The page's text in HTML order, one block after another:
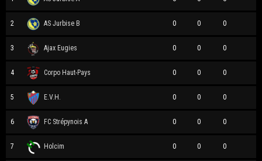
2 AS Jurbise B 0 0 0
3 Ajax Eugies 0 0 0
4 Corpo Haut-Pays 0 0 0
5 E.V.H. 0 0 0
6 FC Strépynois A 0 0 0
7 Holcim 0 0 0